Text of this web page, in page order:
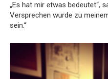
„Es hat mir etwas bedeutet“,
Versprechen wurde zu
sein.“